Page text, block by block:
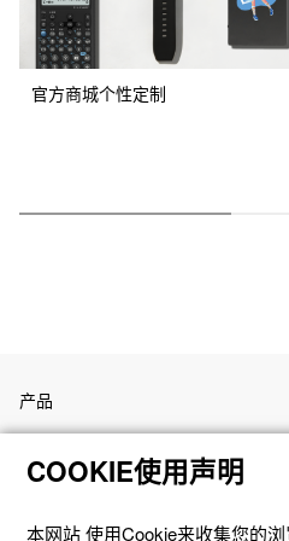
官方商城个性定制
产品
客户支持
COOKIE使用声明
本网站 使⽤Cookie来收集您的